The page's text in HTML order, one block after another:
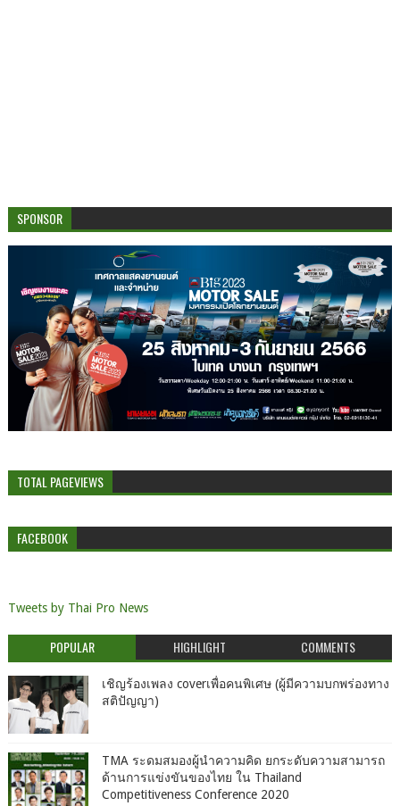
SPONSOR
TOTAL PAGEVIEWS
FACEBOOK
Tweets by Thai Pro News
POPULAR HIGHLIGHT COMMENTS
เชิญร้องเพลง coverเพื่อคนพิเศษ (ผู้มีความบกพร่องทาง
สติปัญญา)
TMA ระดมสมองผู้นำความคิด ยกระดับความสามารถ
ด้านการแข่งขันของไทย ใน Thailand
Competitiveness Conference 2020